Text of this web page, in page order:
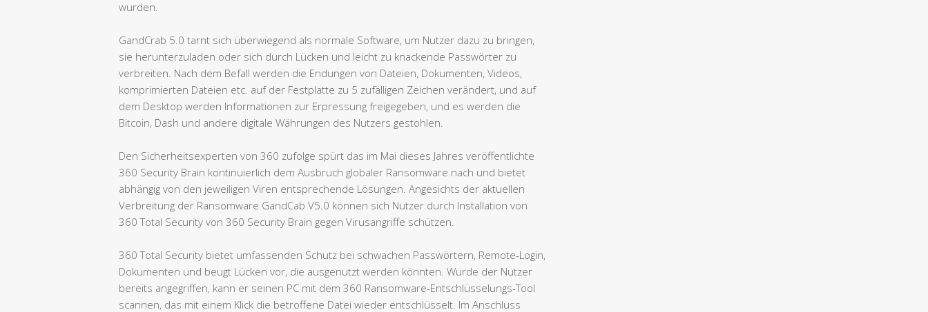
wurden.
GandCrab 5.0 tarnt sich überwiegend als normale Software, um Nutzer dazu zu bringen,
sie herunterzuladen oder sich durch Lücken und leicht zu knackende Passwörter zu
verbreiten. Nach dem Befall werden die Endungen von Dateien, Dokumenten, Videos,
komprimierten Dateien etc. auf der Festplatte zu 5 zufälligen Zeichen verändert, und auf
dem Desktop werden Informationen zur Erpressung freigegeben, und es werden die
Bitcoin, Dash und andere digitale Währungen des Nutzers gestohlen.
Den Sicherheitsexperten von 360 zufolge spürt das im Mai dieses Jahres veröffentlichte
360 Security Brain kontinuierlich dem Ausbruch globaler Ransomware nach und bietet
abhängig von den jeweiligen Viren entsprechende Lösungen. Angesichts der aktuellen
Verbreitung der Ransomware GandCab V5.0 können sich Nutzer durch Installation von
360 Total Security von 360 Security Brain gegen Virusangriffe schützen.
360 Total Security bietet umfassenden Schutz bei schwachen Passwörtern, Remote-Login,
Dokumenten und beugt Lücken vor, die ausgenutzt werden könnten. Wurde der Nutzer
bereits angegriffen, kann er seinen PC mit dem 360 Ransomware-Entschlüsselungs-Tool
scannen, das mit einem Klick die betroffene Datei wieder entschlüsselt. Im Anschluss